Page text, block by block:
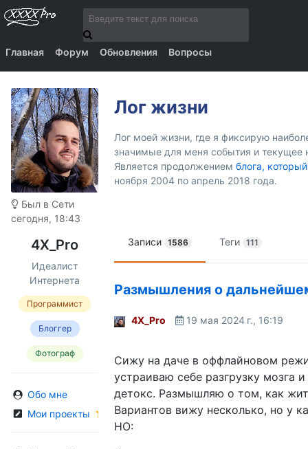
Главная Форум Обновления Вопросы
Был в Сети
сегодня, 18:43
4X_Pro
Идеалист
Интернета
Программист
Блоггер
Фотограф
Обо мне
Мои проекты
Лог жизни
Лог моей жизни, где я фиксирую
значимые для меня события и текущее
Является продолжением блога,
ноября 2004 по апрель 2018 года.
Записи 1586 Теги 111
Размышления о
4X_Pro 19 мая 2024 г., 16:19
Сижу на даче в оффлайновом
устраиваю себе разгрузку мозга
детокс. Размышляю о том, как
Вариантов вижу несколько, но у
НО: